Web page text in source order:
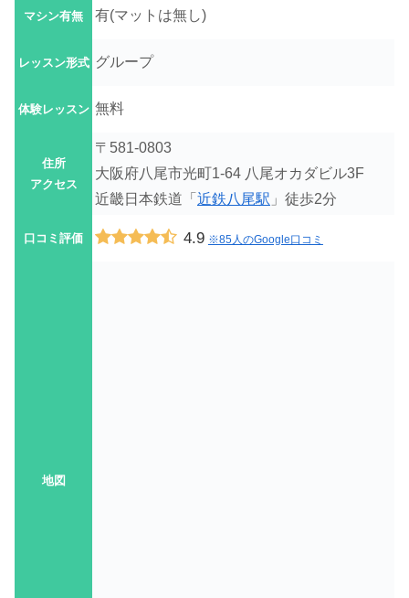
マシン有無 有(マットは無し)
レッスン形式 グループ
体験レッスン 無料
住所
アクセス
〒581-0803
大阪府八尾市光町1-64 八尾オカダビル3F
近畿日本鉄道「 近鉄八尾駅 」徒歩2分
口コミ評価 4.9 ※85人のGoogle口コミ
地図